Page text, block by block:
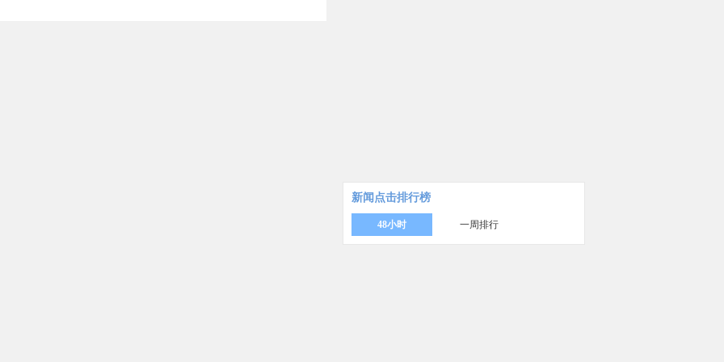
新闻点击排行榜
48小时 一周排行